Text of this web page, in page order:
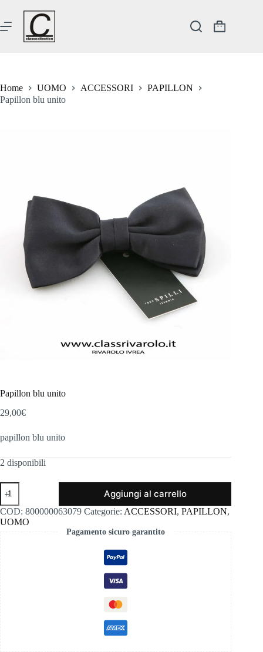
contenuto
Carrello
Home UOMO ACCESSORI
PAPILLON
Papillon blu unito
Papillon blu unito
29,00€
papillon blu unito
2 disponibili
Papillon
blu
unito
quantità
Aggiungi al carrello
COD: 800000063079 Categorie: ACCESSORI, PAPILLON,
UOMO
Pagamento sicuro garantito